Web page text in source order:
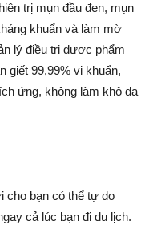
trị mụn đầu đen, mụn
khuẩn và làm mờ
lý điều trị dược phẩm
giết 99,99% vi khuẩn,
ứng, không làm khô da
cho bạn có thể tự do
cả lúc bạn đi du lịch.